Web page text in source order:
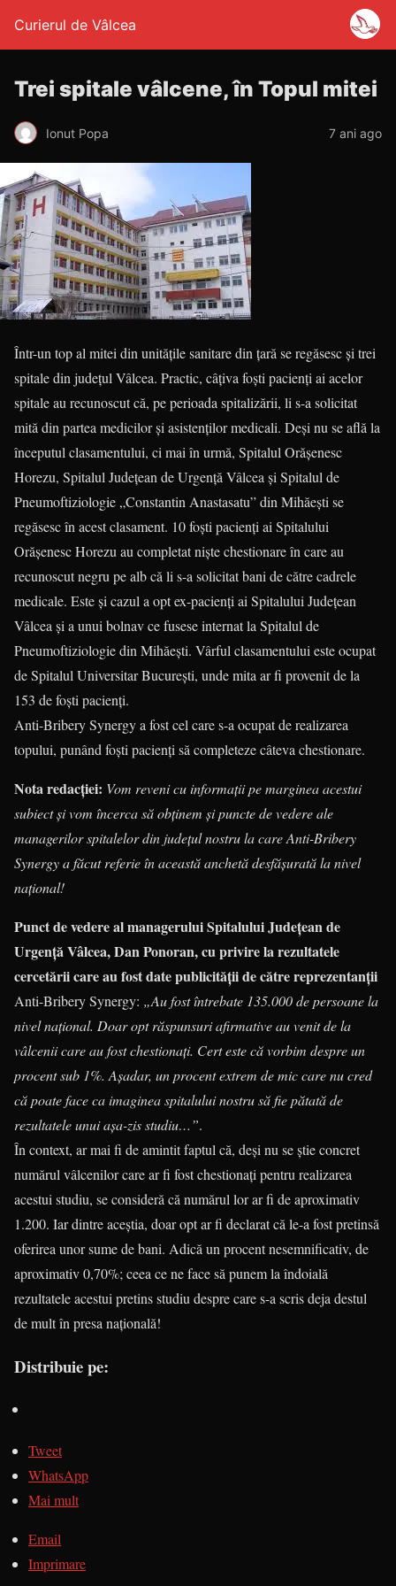
Curierul de Vâlcea
Trei spitale vâlcene, în Topul mitei
Ionut Popa 7 ani ago
Într-un top al mitei din unitățile sanitare din țară se regăsesc și trei
spitale din județul Vâlcea. Practic, câțiva foști pacienți ai acelor
spitale au recunoscut că, pe perioada spitalizării, li s-a solicitat
mită din partea medicilor și asistenților medicali. Deși nu se află la
începutul clasamentului, ci mai în urmă, Spitalul Orășenesc
Horezu, Spitalul Județean de Urgență Vâlcea și Spitalul de
Pneumoftiziologie „Constantin Anastasatu” din Mihăești se
regăsesc în acest clasament. 10 foști pacienți ai Spitalului
Orășenesc Horezu au completat niște chestionare în care au
recunoscut negru pe alb că li s-a solicitat bani de către cadrele
medicale. Este și cazul a opt ex-pacienți ai Spitalului Județean
Vâlcea și a unui bolnav ce fusese internat la Spitalul de
Pneumoftiziologie din Mihăești. Vârful clasamentului este ocupat
de Spitalul Universitar București, unde mita ar fi provenit de la
153 de foști pacienți.
Anti-Bribery Synergy a fost cel care s-a ocupat de realizarea
topului, punând foști pacienți să completeze câteva chestionare.
Nota redacției: Vom reveni cu informații pe marginea acestui
subiect și vom încerca să obținem și puncte de vedere ale
managerilor spitalelor din județul nostru la care Anti-Bribery
Synergy a făcut referie în această anchetă desfășurată la nivel
național!
Punct de vedere al managerului Spitalului Județean de
Urgență Vâlcea, Dan Ponoran, cu privire la rezultatele
cercetării care au fost date publicității de către reprezentanții
Anti-Bribery Synergy: „Au fost întrebate 135.000 de persoane la
nivel național. Doar opt răspunsuri afirmative au venit de la
vâlcenii care au fost chestionați. Cert este că vorbim despre un
procent sub 1%. Așadar, un procent extrem de mic care nu cred
că poate face ca imaginea spitalului nostru să fie pătată de
rezultatele unui așa-zis studiu…”.
În context, ar mai fi de amintit faptul că, deși nu se știe concret
numărul vâlcenilor care ar fi fost chestionați pentru realizarea
acestui studiu, se consideră că numărul lor ar fi de aproximativ
1.200. Iar dintre aceștia, doar opt ar fi declarat că le-a fost pretinsă
oferirea unor sume de bani. Adică un procent nesemnificativ, de
aproximativ 0,70%; ceea ce ne face să punem la îndoială
rezultatele acestui pretins studiu despre care s-a scris deja destul
de mult în presa națională!
Distribuie pe:
Tweet
WhatsApp
Mai mult
Email
Imprimare